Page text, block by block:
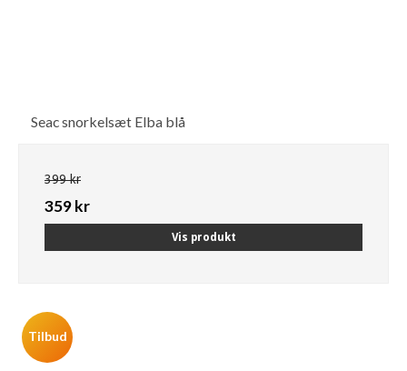
Seac snorkelsæt Elba blå
399 kr
359 kr
Vis produkt
Tilbud